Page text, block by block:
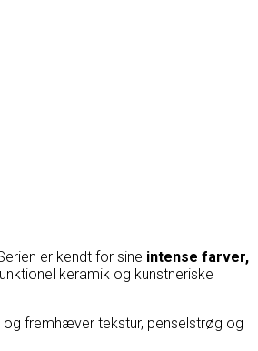
er kendt for sine intense farver,
keramik og kunstneriske
fremhæver tekstur, penselstrøg og